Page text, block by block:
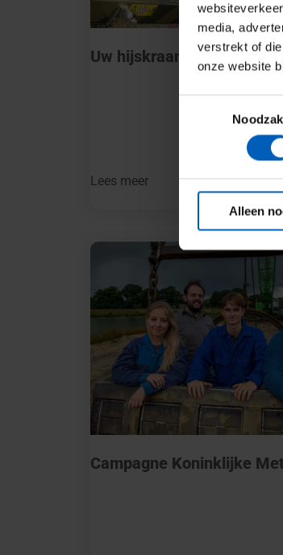
media,
verstrekt of
onze website
Alleen
Uw hijskraan in topconditie
Lees meer
Campagne Koninklijke